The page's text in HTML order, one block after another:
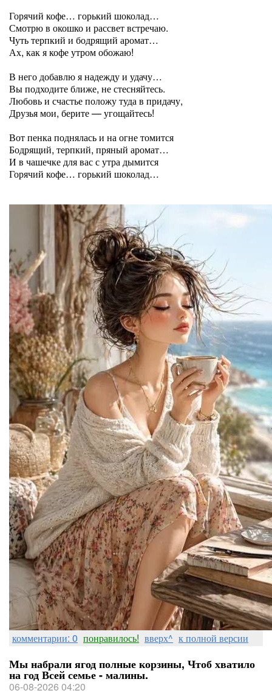
Горячий кофе… горький шоколад…
Смотрю в окошко и рассвет встречаю.
Чуть терпкий и бодрящий аромат…
Ах, как я кофе утром обожаю!
В него добавлю я надежду и удачу…
Вы подходите ближе, не стесняйтесь.
Любовь и счастье положу туда в придачу,
Друзья мои, берите — угощайтесь!
Вот пенка поднялась и на огне томится
Бодрящий, терпкий, пряный аромат…
И в чашечке для вас с утра дымится
Горячий кофе… горький шоколад…
комментарии: 0 понравилось! вверх^ к полной версии
Мы набрали ягод полные корзины, Чтоб хватило
на год Всей семье - малины.
06-08-2026 04:20